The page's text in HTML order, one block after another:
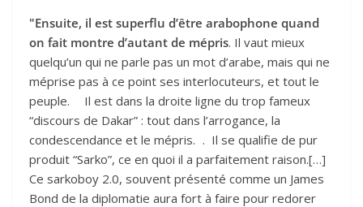
"Ensuite, il est superflu d’être arabophone quand
on fait montre d’autant de mépris. Il vaut mieux
quelqu’un qui ne parle pas un mot d’arabe, mais qui ne
méprise pas à ce point ses interlocuteurs, et tout le
peuple. Il est dans la droite ligne du trop fameux
“discours de Dakar” : tout dans l’arrogance, la
condescendance et le mépris. . Il se qualifie de pur
produit “Sarko”, ce en quoi il a parfaitement raison.[…]
Ce sarkoboy 2.0, souvent présenté comme un James
Bond de la diplomatie aura fort à faire pour redorer